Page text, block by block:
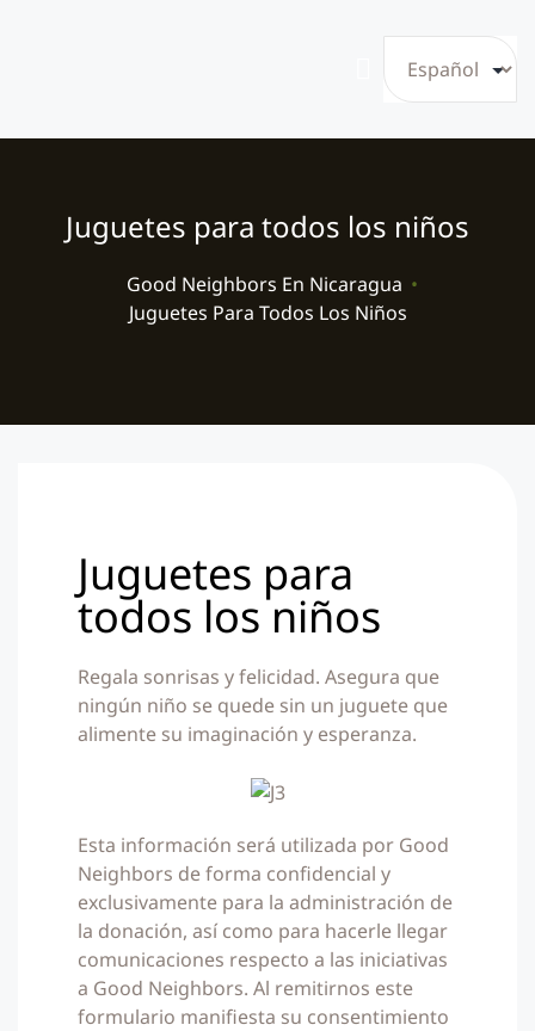
Juguetes para todos los niños
Good Neighbors En Nicaragua •
Juguetes Para Todos Los Niños
Juguetes para
todos los niños
Regala sonrisas y felicidad. Asegura que
ningún niño se quede sin un juguete que
alimente su imaginación y esperanza.
Esta información será utilizada por Good
Neighbors de forma confidencial y
exclusivamente para la administración de
la donación, así como para hacerle llegar
comunicaciones respecto a las iniciativas
a Good Neighbors. Al remitirnos este
formulario manifiesta su consentimiento